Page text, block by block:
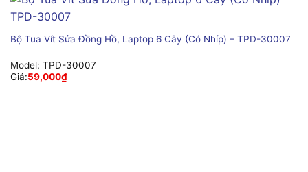
Bộ Tua Vít Sửa Đồng Hồ, Laptop 6 Cây (Có Nhíp) – TPD-30007
Model: TPD-30007
Giá:59,000₫